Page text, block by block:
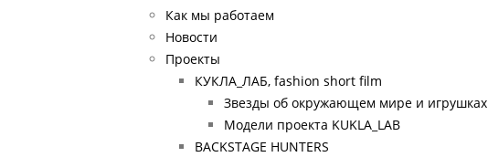
Как мы работаем
Новости
Проекты
КУКЛА_ЛАБ, fashion short film
Звезды об окружающем мире и игрушках
Модели проекта KUKLA_LAB
BACKSTAGE HUNTERS